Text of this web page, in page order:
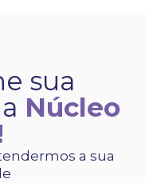
sua
Núcleo
a sua